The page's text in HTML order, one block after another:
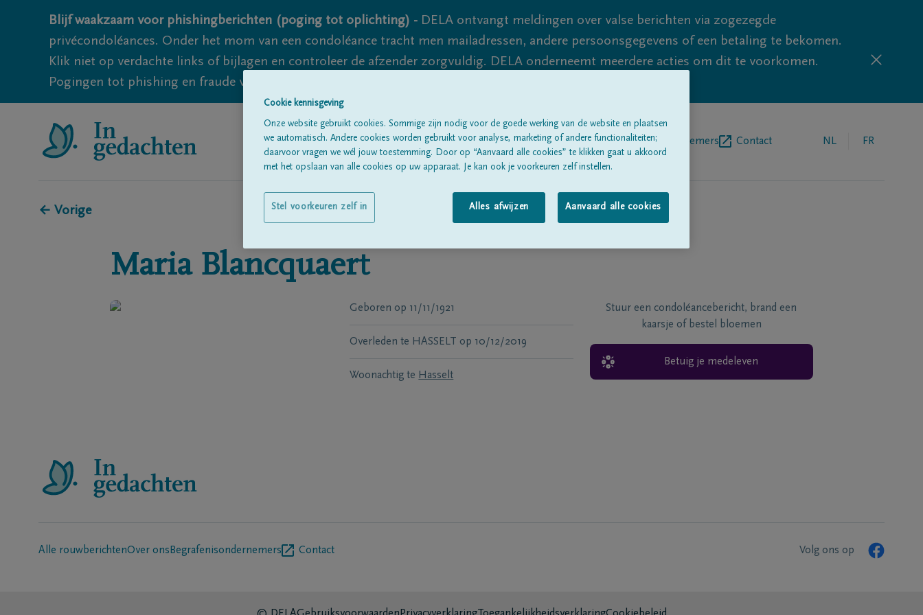
Blijf waakzaam voor phishingberichten (poging tot oplichting) - DELA ontvangt meldingen over valse berichten via zogezegde
privécondoléances. Onder het mom van een condoléance tracht men mailadressen, andere persoonsgegevens of een betaling te bekomen.
Klik niet op verdachte links of bijlagen en controleer de afzender zorgvuldig. DELA onderneemt meerdere acties om dit te voorkomen.
Pogingen tot phishing en fraude vallen echter nooit volledig uit te sluiten, dus blijf waakzaam.
Alle rouwberichten Over onsBegrafenisondernemers Contact NL FR
← Vorige
Maria Blancquaert
Geboren op 11/11/1921
Overleden te HASSELT op 10/12/2019
Woonachtig te Hasselt
Stuur een condoléancebericht, brand een
kaarsje of bestel bloemen
Betuig je medeleven
Alle rouwberichtenOver ons Begrafenisondernemers Contact Volg ons op
Cookie kennisgeving
Onze website gebruikt cookies. Sommige zijn nodig voor de goede werking van de website en plaatsen
we automatisch. Andere cookies worden gebruikt voor analyse, marketing of andere functionaliteiten;
daarvoor vragen we wél jouw toestemming. Door op “Aanvaard alle cookies” te klikken gaat u akkoord
met het opslaan van alle cookies op uw apparaat. Je kan ook je voorkeuren zelf instellen.
Alles afwijzen Aanvaard alle cookies
Stel voorkeuren zelf in